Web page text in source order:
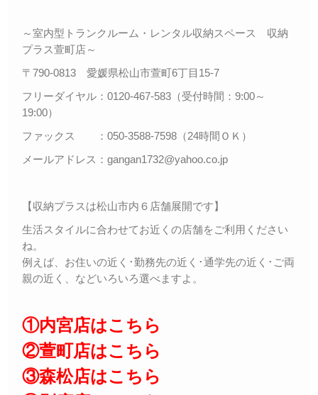
～室内型トランクルーム・レンタル収納スペース 収納
プラス萱町店～
〒790-0813 愛媛県松山市萱町6丁目15-7
フリーダイヤル：0120-467-583（受付時間：9:00～
19:00）
ファックス ：050-3588-7598（24時間ＯＫ）
メールアドレス：gangan1732@yahoo.co.jp
【収納プラスは松山市内６店舗展開です】
生活スタイルに合わせてお近くの店舗をご利用ください
ね。
例えば、お住いの近く･勤務先の近く･通学先の近く･ご両
親の近く、などいろいろ選べますよ。
①内宮店はこちら
②萱町店はこちら
③森松店はこちら